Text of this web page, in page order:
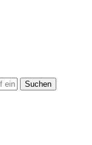
Suchen